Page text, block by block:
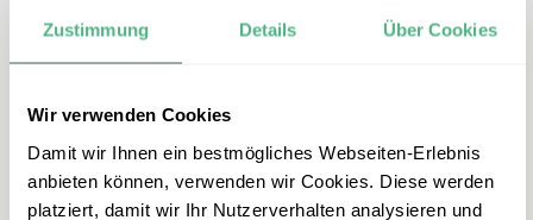
Zustimmung Details Über Cookies
Wir verwenden Cookies
Damit wir Ihnen ein bestmögliches Webseiten-Erlebnis
anbieten können, verwenden wir Cookies. Diese werden
platziert, damit wir Ihr Nutzerverhalten analysieren und
E-Mail
skandinavien@erlebe.de